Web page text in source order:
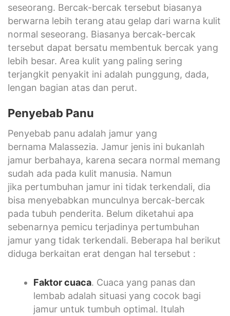
seseorang. Bercak-bercak tersebut biasanya
berwarna lebih terang atau gelap dari warna kulit
normal seseorang. Biasanya bercak-bercak
tersebut dapat bersatu membentuk bercak yang
lebih besar. Area kulit yang paling sering
terjangkit penyakit ini adalah punggung, dada,
lengan bagian atas dan perut.
Penyebab Panu
Penyebab panu adalah jamur yang
bernama Malassezia. Jamur jenis ini bukanlah
jamur berbahaya, karena secara normal memang
sudah ada pada kulit manusia. Namun
jika pertumbuhan jamur ini tidak terkendali, dia
bisa menyebabkan munculnya bercak-bercak
pada tubuh penderita. Belum diketahui apa
sebenarnya pemicu terjadinya pertumbuhan
jamur yang tidak terkendali. Beberapa hal berikut
diduga berkaitan erat dengan hal tersebut :
Faktor cuaca. Cuaca yang panas dan
lembab adalah situasi yang cocok bagi
jamur untuk tumbuh optimal. Itulah